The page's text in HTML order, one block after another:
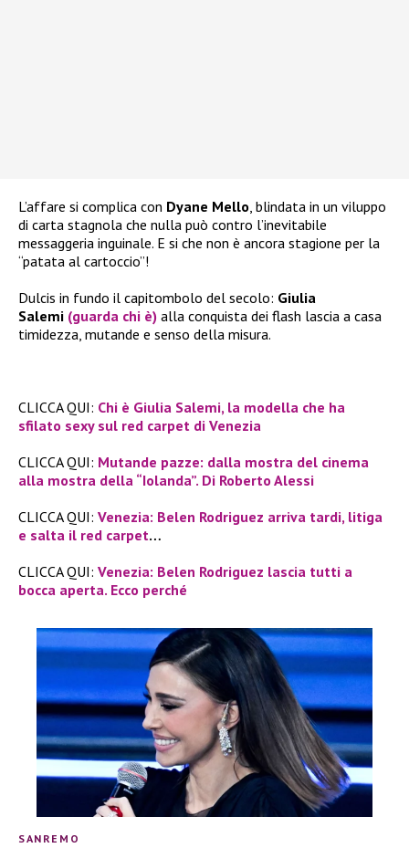
L’affare si complica con Dyane Mello , blindata in un viluppo
di carta stagnola che nulla può contro l’inevitabile
messaggeria inguinale. E si che non è ancora stagione per la
“patata al cartoccio”!
Dulcis in fundo il capitombolo del secolo: Giulia
Salemi (guarda chi è) alla conquista dei flash lascia a casa
timidezza, mutande e senso della misura.
CLICCA QUI: Chi è Giulia Salemi, la modella che ha
sfilato sexy sul red carpet di Venezia
CLICCA QUI: Mutande pazze: dalla mostra del cinema
alla mostra della “Iolanda”. Di Roberto Alessi
CLICCA QUI: Venezia: Belen Rodriguez arriva tardi, litiga
e salta il red carpet…
CLICCA QUI: Venezia: Belen Rodriguez lascia tutti a
bocca aperta. Ecco perché
SANREMO